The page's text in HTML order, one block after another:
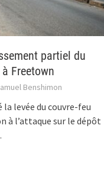
partiel du
Freetown
Benshimon
la levée du couvre-feu
à l’attaque sur le dépôt